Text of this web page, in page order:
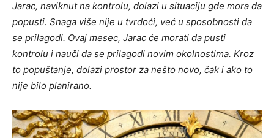
Jarac, naviknut na kontrolu, dolazi u situaciju gde mora da
popusti. Snaga više nije u tvrdoći, već u sposobnosti da
se prilagodi. Ovaj mesec, Jarac će morati da pusti
kontrolu i nauči da se prilagodi novim okolnostima. Kroz
to popuštanje, dolazi prostor za nešto novo, čak i ako to
nije bilo planirano.